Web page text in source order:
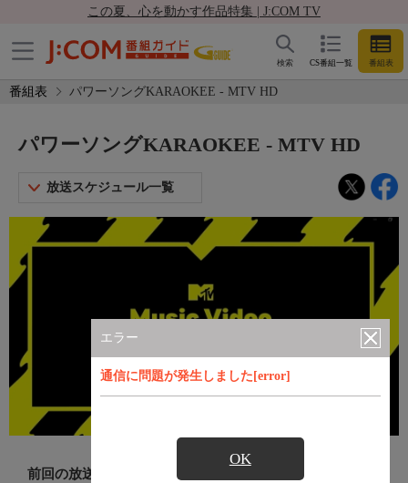
この夏、心を動かす作品特集 | J:COM TV
CS番組一覧 番組表
検索
番組表 パワーソングKARAOKEE - MTV HD
エラー
通信に問題が発生しました[error]
OK
パワーソングKARAOKEE - MTV HD
放送スケジュール一覧
前回の放送